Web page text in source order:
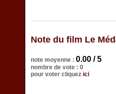
Note du film Le
note moyenne : 0.00 / 5
nombre de vote : 0
pour voter cliquez ici